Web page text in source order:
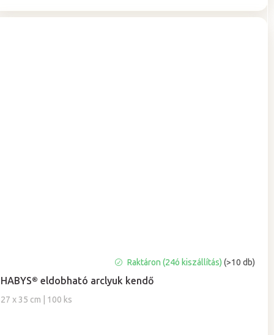
HABYS® eldobható arclyuk kendő
27 x 35 cm | 100 ks
átlagos
értékelése
Raktáron (24ó kiszállítás)(>10 db)